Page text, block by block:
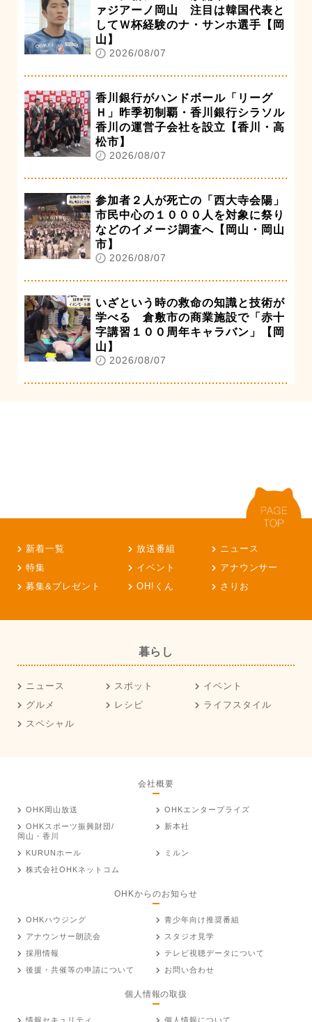
ァジアーノ岡山 注目は韓国代表と
してＷ杯経験のナ・サンホ選手【岡
山】
2026/08/07
香川銀行がハンドボール「リーグ
Ｈ」昨季初制覇・香川銀行シラソル
香川の運営子会社を設立【香川・高
松市】
2026/08/07
参加者２人が死亡の「西大寺会陽」
市民中心の１０００人を対象に祭り
などのイメージ調査へ【岡山・岡山
市】
2026/08/07
いざという時の救命の知識と技術が
学べる 倉敷市の商業施設で「赤十
字講習１００周年キャラバン」【岡
山】
2026/08/07
新着一覧 放送番組
ニュース
特集
イベント
アナウンサー
募集&プレゼント
OH!くん さりお
暮らし
ニュース スポット
イベント
グルメ
レシピ
ライフスタイル
スペシャル
会社概要
OHK岡山放送
OHKエンタープライズ
OHKスポーツ振興財団/
岡山・香川
新本社
KURUNホール
ミルン
株式会社OHKネットコム
OHKからのお知らせ
OHKハウジング
青少年向け推奨番組
アナウンサー朗読会
スタジオ見学
採用情報
テレビ視聴データについて
後援・共催等の申請について
お問い合わせ
個人情報の取扱
情報セキュリティ 個人情報について